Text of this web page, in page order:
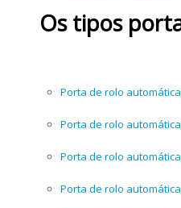
Os tipos
Porta de rolo
Porta de rolo
Porta de rolo
Porta de rolo